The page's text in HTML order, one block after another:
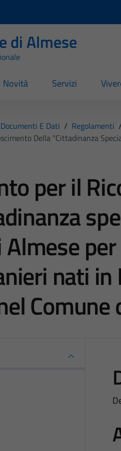
di Almese
Novità Servizi
Documenti E Dati / Regolamenti
Della “Cittadinanza
per il
nati in
Comune